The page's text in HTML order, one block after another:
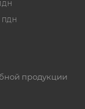
ПДН
продукции